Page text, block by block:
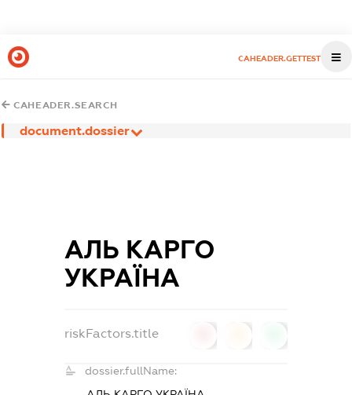
CAHEADER.GETTEST
CAHEADER.SEARCH
document.dossier
АЛЬ КАРГО
УКРАЇНА
riskFactors.title
dossier.fullName: